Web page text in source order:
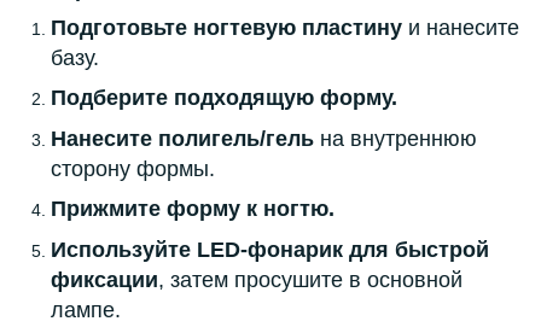
Подготовьте ногтевую пластину и нанесите
базу.
Подберите подходящую форму.
Нанесите полигель/гель на внутреннюю
сторону формы.
Прижмите форму к ногтю.
Используйте LED-фонарик для быстрой
фиксации, затем просушите в основной
лампе.